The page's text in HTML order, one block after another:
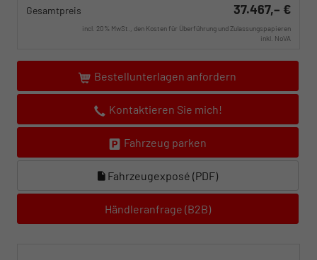
Gesamtpreis 37.467,– €
incl. 20% MwSt., den Kosten für Überführung und Zulassungspapieren
inkl. NoVA
Bestellunterlagen anfordern
Kontaktieren Sie mich!
Fahrzeug parken
Fahrzeugexposé (PDF)
Händleranfrage (B2B)